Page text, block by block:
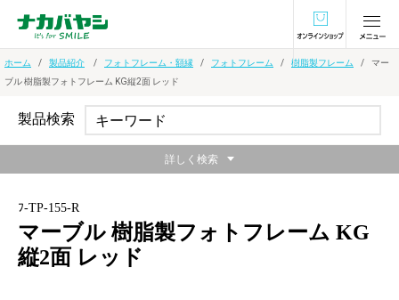
オンラインショ
ホーム 製品紹介 フォトフレーム・額縁 フォトフレーム 樹脂製フレーム
マー
ブル 樹脂製フォトフレーム KG縦2面 レッド
ﾌ-TP-155-R
マーブル 樹脂製フォトフレーム KG
縦2面 レッド
製品検索
詳しく検索